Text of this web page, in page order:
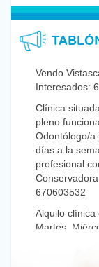
Vendo
Interesados:
Clínica
pleno
Odontólogo/a
días a la
profesional
670603532
Alquilo clínica
Martes,